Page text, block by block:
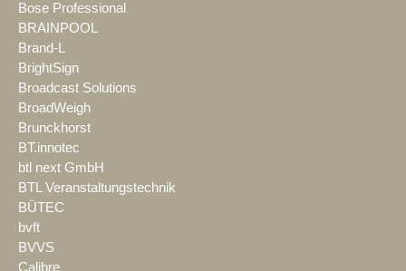
Bose Professional
BRAINPOOL
Brand-L
BrightSign
Broadcast Solutions
BroadWeigh
Brunckhorst
BT.innotec
btl next GmbH
BTL Veranstaltungstechnik
BÜTEC
bvft
BVVS
Calibre